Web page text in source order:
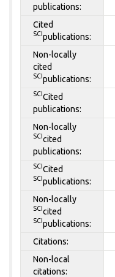
publications:
Cited
SCI publications:
Non-locally
cited
SCI publications:
SCI Cited
publications:
Non-locally
SCI cited
publications:
SCI Cited
SCI publications:
Non-locally
SCI cited
SCI publications:
Citations:
Non-local
citations: